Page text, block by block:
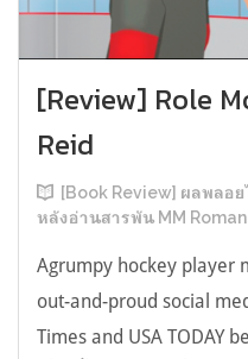
[Review] Role
Reid
[Book Review] ผลพลอ
หลังอ่านสารพัน MM
Agrumpy hockey player
out-and-proud social
Times and USA TODAY